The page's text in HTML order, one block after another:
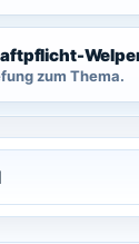
zum Thema.